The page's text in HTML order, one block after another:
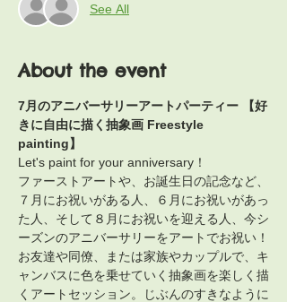
See All
About the event
7月のアニバーサリーアートパーティー 【好
きに自由に描く抽象画 Freestyle
painting】
Let's paint for your anniversary！
ファーストアートや、お誕生日の記念など、
７月にお祝いがある人、６月にお祝いがあっ
た人、そして８月にお祝いを迎える人、今シ
ーズンのアニバーサリーをアートでお祝い！
お友達や同僚、または家族やカップルで、キ
ャンバスに色を乗せていく抽象画を楽しく描
くアートセッション。じぶんのすきなように